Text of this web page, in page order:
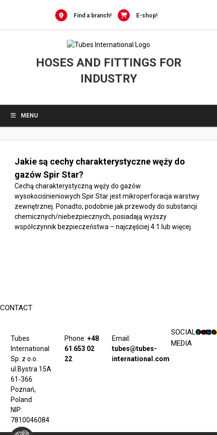
Find a branch! E-shop!
HOSES AND FITTINGS FOR
INDUSTRY
MENU
Jakie są cechy charakterystyczne węży do
gazów Spir Star?
Cechą charakterystyczną węży do gazów
wysokociśnieniowych Spir Star jest mikroperforacja warstwy
zewnętrznej. Ponadto, podobnie jak przewody do substancji
chemicznych/niebezpiecznych, posiadają wyższy
współczynnik bezpieczeństwa – najczęściej 4:1 lub więcej.
CONTACT
Tubes
International
Sp. z o.o.
ul.Bystra 15A
61-366
Poznań,
Poland
NIP:
7810046084
Phone: +48
61 653 02
22
Email:
tubes@tubes-
international.com
SOCIAL
MEDIA